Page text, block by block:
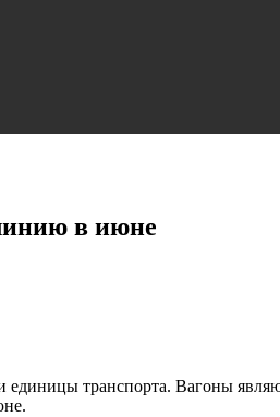
в июне
транспорта. Вагоны